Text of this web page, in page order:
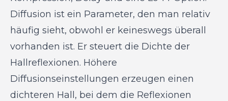
Diffusion ist ein Parameter, den man relativ
häufig sieht, obwohl er keineswegs überall
vorhanden ist. Er steuert die Dichte der
Hallreflexionen. Höhere
Diffusionseinstellungen erzeugen einen
dichteren Hall, bei dem die Reflexionen